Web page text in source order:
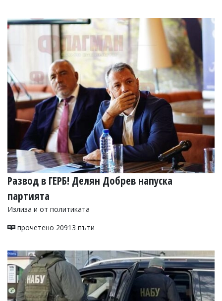
Развод в ГЕРБ! Делян Добрев напуска
партията
Излиза и от политиката
прочетено 20913 пъти